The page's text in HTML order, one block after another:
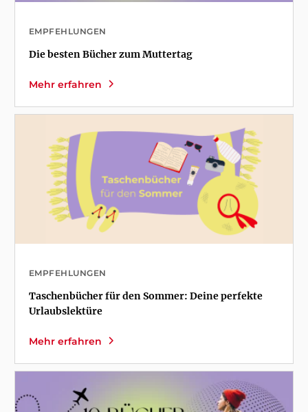
EMPFEHLUNGEN
Die besten Bücher zum Muttertag
Mehr erfahren
EMPFEHLUNGEN
Taschenbücher für den Sommer: Deine perfekte
Urlaubslektüre
Mehr erfahren